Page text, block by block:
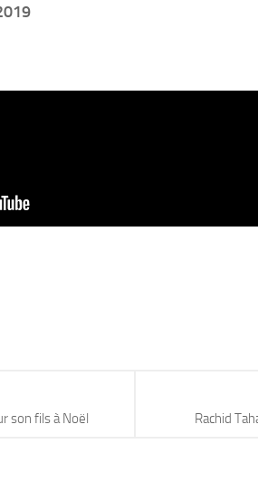
Rachid
son fils à Noël